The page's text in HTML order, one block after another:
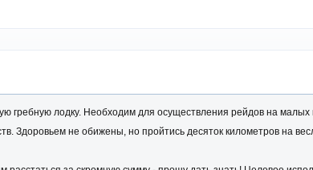
гребную лодку. Необходим для осуществления рейдов на малых
Здоровьем не обижены, но пройтись десяток километров на